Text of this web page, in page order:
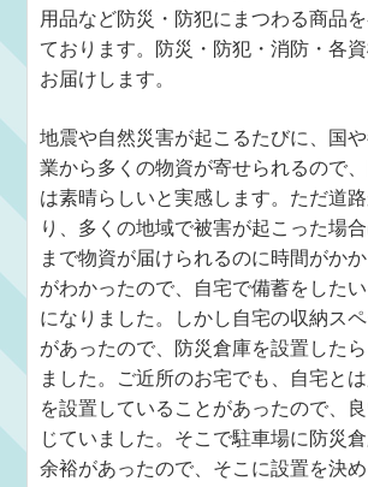
用品など防災・防犯にまつわる商品
ております。防災・防犯・消防・各
お届けします。
地震や自然災害が起こるたびに、国
業から多くの物資が寄せられるので
は素晴らしいと実感します。ただ道
り、多くの地域で被害が起こった場
まで物資が届けられるのに時間がか
がわかったので、自宅で備蓄をした
になりました。しかし自宅の収納ス
があったので、防災倉庫を設置した
ました。ご近所のお宅でも、自宅と
を設置していることがあったので、
じていました。そこで駐車場に防災
余裕があったので、そこに設置を決